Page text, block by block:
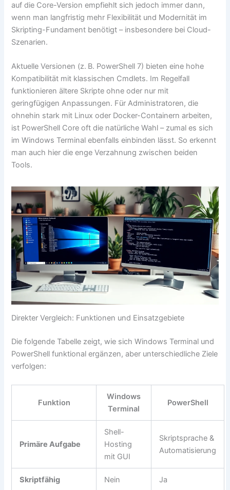
auf die Core-Version empfiehlt sich jedoch immer dann,
wenn man langfristig mehr Flexibilität und Modernität im
Skripting-Fundament benötigt – insbesondere bei Cloud-
Szenarien.
Aktuelle Versionen (z. B. PowerShell 7) bieten eine hohe
Kompatibilität mit klassischen Cmdlets. Im Regelfall
funktionieren ältere Skripte ohne oder nur mit
geringfügigen Anpassungen. Für Administratoren, die
ohnehin stark mit Linux oder Docker-Containern arbeiten,
ist PowerShell Core oft die natürliche Wahl – zumal es sich
im Windows Terminal ebenfalls einbinden lässt. So erkennt
man auch hier die enge Verzahnung zwischen beiden
Tools.
Direkter Vergleich: Funktionen und Einsatzgebiete
Die folgende Tabelle zeigt, wie sich Windows Terminal und
PowerShell funktional ergänzen, aber unterschiedliche Ziele
verfolgen:
Funktion
Windows
Terminal
PowerShell
Primäre Aufgabe
Shell-
Hosting
mit GUI
Skriptsprache &
Automatisierung
Skriptfähig Nein Ja